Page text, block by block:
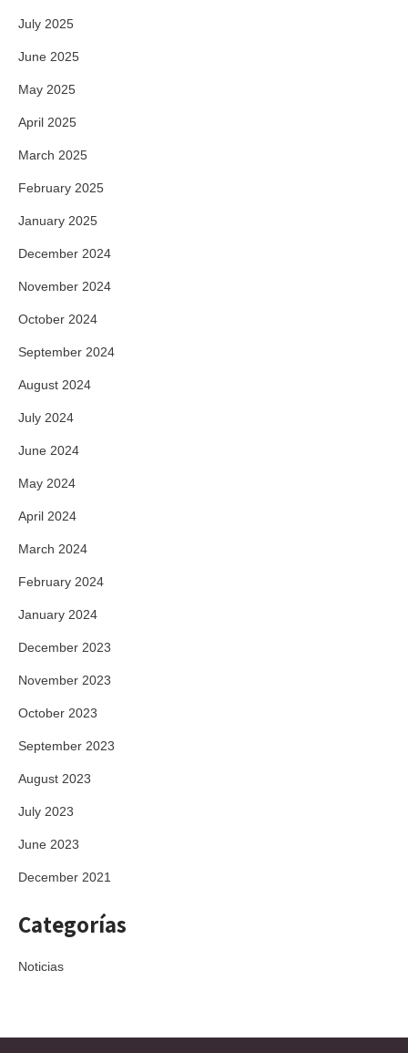
July 2025
June 2025
May 2025
April 2025
March 2025
February 2025
January 2025
December 2024
November 2024
October 2024
September 2024
August 2024
July 2024
June 2024
May 2024
April 2024
March 2024
February 2024
January 2024
December 2023
November 2023
October 2023
September 2023
August 2023
July 2023
June 2023
December 2021
Categorías
Noticias